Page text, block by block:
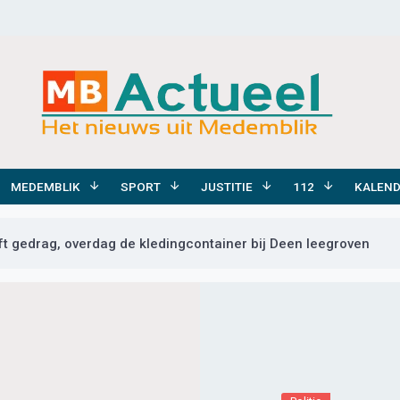
MEDEMBLIK SPORT JUSTITIE 112
gedrag, overdag de kledingcontainer bij Deen leegroven